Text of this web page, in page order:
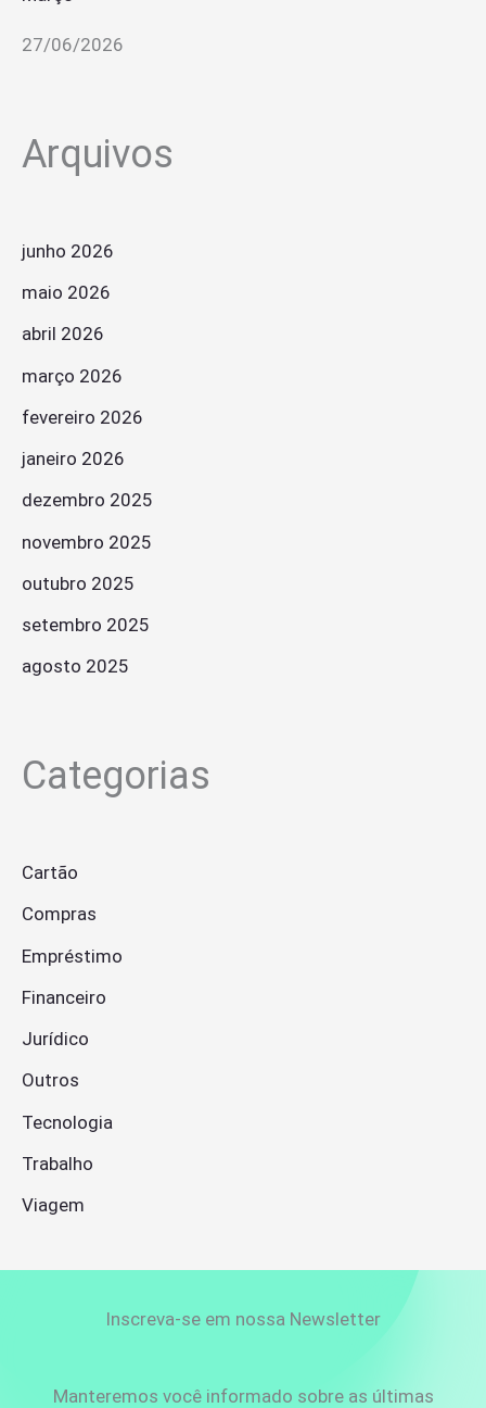
27/06/2026
Arquivos
junho 2026
maio 2026
abril 2026
março 2026
fevereiro 2026
janeiro 2026
dezembro 2025
novembro 2025
outubro 2025
setembro 2025
agosto 2025
Categorias
Cartão
Compras
Empréstimo
Financeiro
Jurídico
Outros
Tecnologia
Trabalho
Viagem
Inscreva-se em nossa Newsletter
Manteremos você informado sobre as últimas